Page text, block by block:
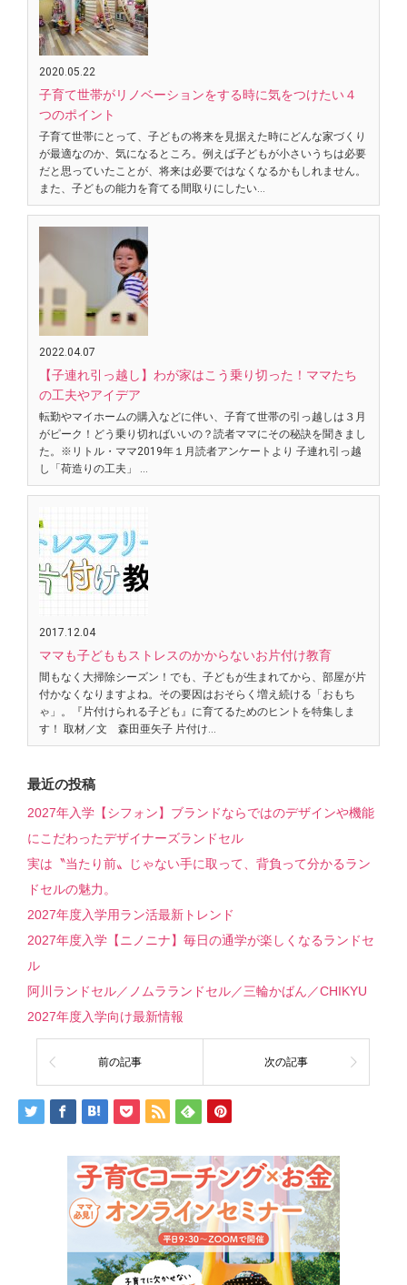
2020.05.22
子育て世帯がリノベーションをする時に気をつけたい４
つのポイント
子育て世帯にとって、子どもの将来を見据えた時にどんな家づくり
が最適なのか、気になるところ。例えば子どもが小さいうちは必要
だと思っていたことが、将来は必要ではなくなるかもしれません。
また、子どもの能力を育てる間取りにしたい…
2022.04.07
【子連れ引っ越し】わが家はこう乗り切った！ママたち
の工夫やアイデア
転勤やマイホームの購入などに伴い、子育て世帯の引っ越しは３月
がピーク！どう乗り切ればいいの？読者ママにその秘訣を聞きまし
た。※リトル・ママ2019年１月読者アンケートより 子連れ引っ越
し「荷造りの工夫」 …
2017.12.04
ママも子どももストレスのかからないお片付け教育
間もなく大掃除シーズン！でも、子どもが生まれてから、部屋が片
付かなくなりますよね。その要因はおそらく増え続ける「おもち
ゃ」。『片付けられる子ども』に育てるためのヒントを特集しま
す！ 取材／文 森田亜矢子 片付け…
最近の投稿
2027年入学【シフォン】ブランドならではのデザインや機能
にこだわったデザイナーズランドセル
実は〝当たり前〟じゃない手に取って、背負って分かるラン
ドセルの魅力。
2027年度入学用ラン活最新トレンド
2027年度入学【ニノニナ】毎日の通学が楽しくなるランドセ
ル
阿川ランドセル／ノムラランドセル／三輪かばん／CHIKYU
2027年度入学向け最新情報
前の記事 次の記事